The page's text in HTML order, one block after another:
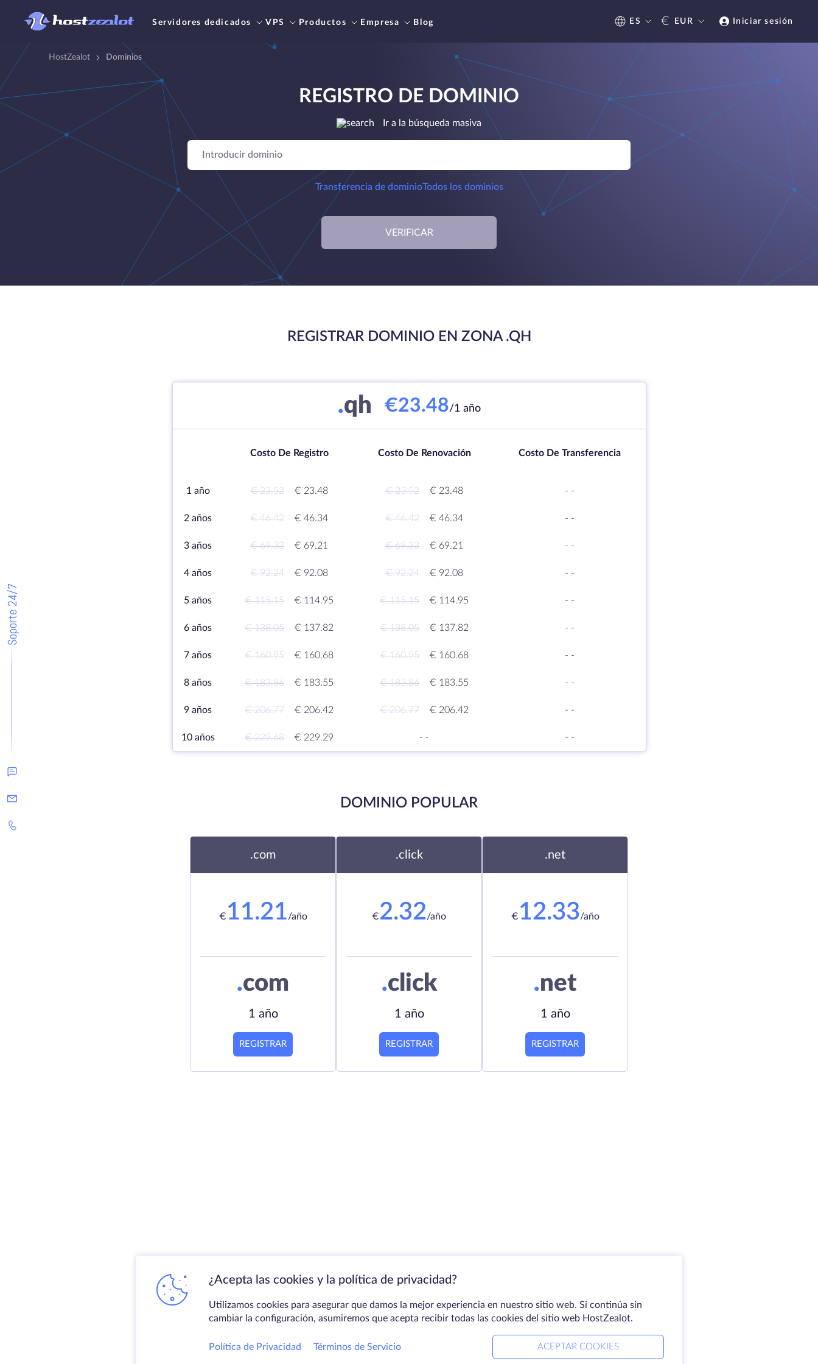
Servidores dedicados VPS Productos Empresa Blog ES € EUR Iniciar sesión
Soporte 24/7
HostZealot Dominios
REGISTRO DE DOMINIO
Ir a la búsqueda masiva
Transferencia de dominioTodos los dominios
VERIFICAR
REGISTRAR DOMINIO EN ZONA .QH
.qh €23.48/1 año
Costo De Registro Costo De Renovación Costo De Transferencia
1 año € 23.52 € 23.48 € 23.52 € 23.48 - -
2 años € 46.42 € 46.34 € 46.42 € 46.34 - -
3 años € 69.33 € 69.21 € 69.33 € 69.21 - -
4 años € 92.24 € 92.08 € 92.24 € 92.08 - -
5 años € 115.15 € 114.95 € 115.15 € 114.95 - -
6 años € 138.05 € 137.82 € 138.05 € 137.82 - -
7 años € 160.95 € 160.68 € 160.95 € 160.68 - -
8 años € 183.86 € 183.55 € 183.86 € 183.55 - -
9 años € 206.77 € 206.42 € 206.77 € 206.42 - -
10 años € 229.68 € 229.29 - - - -
DOMINIO POPULAR
.com
€ 11.21/año
.com
1 año
REGISTRAR
.click
€2.32/año
.click
1 año
REGISTRAR
.net
€ 12.33/año
.net
1 año
REGISTRAR
¿Acepta las cookies y la política de privacidad?
Utilizamos cookies para asegurar que damos la mejor experiencia en nuestro sitio web. Si continúa sin
cambiar la configuración, asumiremos que acepta recibir todas las cookies del sitio web HostZealot.
Política de Privacidad Términos de Servicio ACEPTAR COOKIES